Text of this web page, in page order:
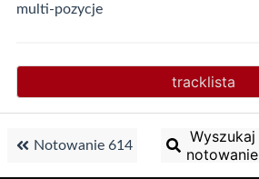
multi-pozycje
tracklista
Notowanie 614
Wyszukaj
notowanie